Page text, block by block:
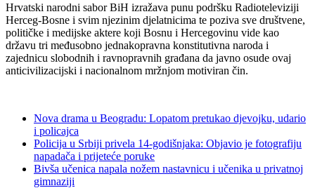
Hrvatski narodni sabor BiH izražava punu podršku Radioteleviziji
Herceg-Bosne i svim njezinim djelatnicima te poziva sve društvene,
političke i medijske aktere koji Bosnu i Hercegovinu vide kao
državu tri međusobno jednakopravna konstitutivna naroda i
zajednicu slobodnih i ravnopravnih građana da javno osude ovaj
anticivilizacijski i nacionalnom mržnjom motiviran čin.
Nova drama u Beogradu: Lopatom pretukao djevojku, udario
i policajca
Policija u Srbiji privela 14-godišnjaka: Objavio je fotografiju
napadača i prijeteće poruke
Bivša učenica napala nožem nastavnicu i učenika u privatnoj
gimnaziji